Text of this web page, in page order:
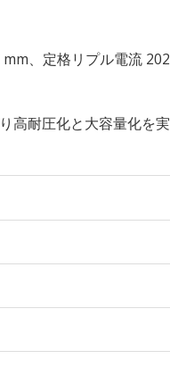
、定格リプル電流
高耐圧化と大容量化を